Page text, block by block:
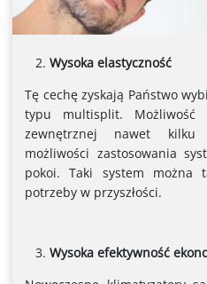
Wysoka elastyczność
Tę cechę zyskają Państwo
typu multisplit. Możliwość
zewnętrznej nawet kilku
możliwości zastosowania
pokoi. Taki system można
potrzeby w przyszłości.
Wysoka efektywność